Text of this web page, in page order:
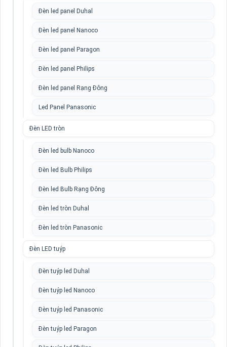
Đèn led panel Duhal
Đèn led panel Nanoco
Đèn led panel Paragon
Đèn led panel Philips
Đèn led panel Rạng Đông
Led Panel Panasonic
Đèn LED tròn
Đèn led bulb Nanoco
Đèn led Bulb Philips
Đèn led Bulb Rạng Đông
Đèn led tròn Duhal
Đèn led tròn Panasonic
Đèn LED tuýp
Đèn tuýp led Duhal
Đèn tuýp led Nanoco
Đèn tuýp led Panasonic
Đèn tuýp led Paragon